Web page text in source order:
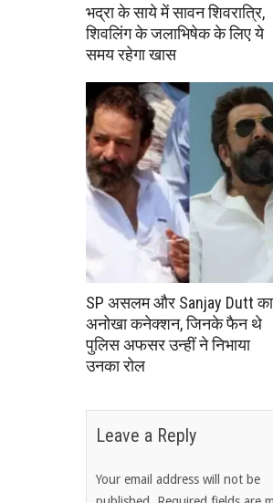
भद्रा के साये में सावन शिवरात्रि,
शिवलिंग के जलाभिषेक के लिए ये
समय रहेगा खास
SP असलम और Sanjay Dutt का
अनोखा कनेक्शन, जिनके फैन थे
पुलिस अफसर उन्हीं ने निभाया
उनका रोल
Leave a Reply
Your email address will not be